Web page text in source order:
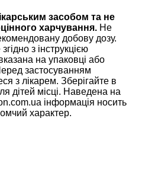
засобом та не
харчування. Не
добову дозу.
з інструкцією
на упаковці або
застосуванням
з лікарем. Зберігайте в
дітей місці. Наведена на
інформація носить
характер.